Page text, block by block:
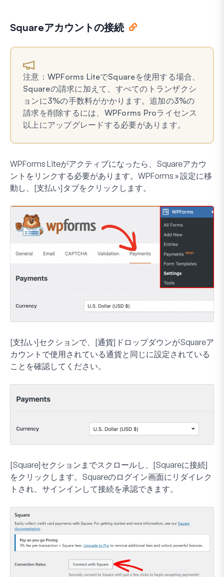
Squareアカウントの接続
注意：WPForms LiteでSquareを使用する場合、
Squareの請求に加えて、すべてのトランザクシ
ョンに3%の手数料がかかります。追加の3%の
請求を削除するには、WPForms Proライセンス
以上にアップグレードする必要があります。
WPForms Liteがアクティブになったら、Squareアカウ
ントをリンクする必要があります。WPForms » 設定に移
動し、[支払い]タブをクリックします。
[支払い]セクションで、[通貨]ドロップダウンがSquareア
カウントで使用されている通貨と同じに設定されている
ことを確認してください。
[Square]セクションまでスクロールし、[Squareに接続]
をクリックします。Squareのログイン画面にリダイレク
トされ、サインインして接続を承認できます。